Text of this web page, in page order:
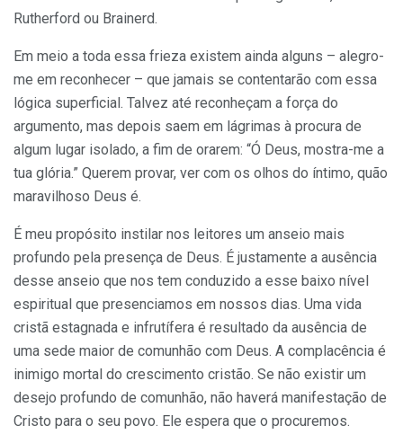
Rutherford ou Brainerd.
Em meio a toda essa frieza existem ainda alguns – alegro-
me em reconhecer – que jamais se contentarão com essa
lógica superficial. Talvez até reconheçam a força do
argumento, mas depois saem em lágrimas à procura de
algum lugar isolado, a fim de orarem: “Ó Deus, mostra-me a
tua glória.” Querem provar, ver com os olhos do íntimo, quão
maravilhoso Deus é.
É meu propósito instilar nos leitores um anseio mais
profundo pela presença de Deus. É justamente a ausência
desse anseio que nos tem conduzido a esse baixo nível
espiritual que presenciamos em nossos dias. Uma vida
cristã estagnada e infrutífera é resultado da ausência de
uma sede maior de comunhão com Deus. A complacência é
inimigo mortal do crescimento cristão. Se não existir um
desejo profundo de comunhão, não haverá manifestação de
Cristo para o seu povo. Ele espera que o procuremos.